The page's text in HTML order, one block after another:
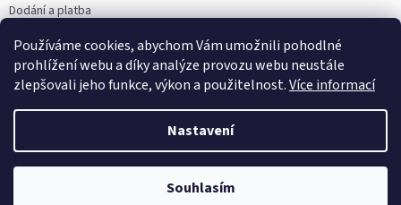
Používáme cookies, abychom Vám umožnili pohodlné
prohlížení webu a díky analýze provozu webu neustále
zlepšovali jeho funkce, výkon a použitelnost.Více informací
Nastavení
Souhlasím
Dodání a platba
Hodnocení obchodu
Vytvořil Shoptet
Olejwebshop.cz. Všechna práva vyhrazena.